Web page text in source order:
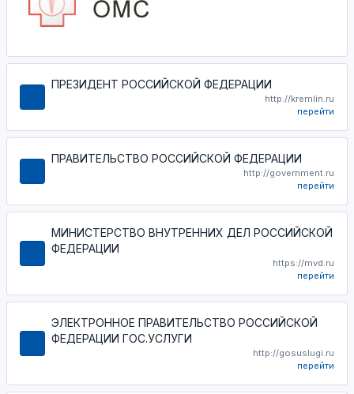
ПРЕЗИДЕНТ РОССИЙСКОЙ ФЕДЕРАЦИИ
http://kremlin.ru
перейти
ПРАВИТЕЛЬСТВО РОССИЙСКОЙ ФЕДЕРАЦИИ
http://government.ru
перейти
МИНИСТЕРСТВО ВНУТРЕННИХ ДЕЛ РОССИЙСКОЙ
ФЕДЕРАЦИИ
https://mvd.ru
перейти
ЭЛЕКТРОННОЕ ПРАВИТЕЛЬСТВО РОССИЙСКОЙ
ФЕДЕРАЦИИ ГОС.УСЛУГИ
http://gosuslugi.ru
перейти